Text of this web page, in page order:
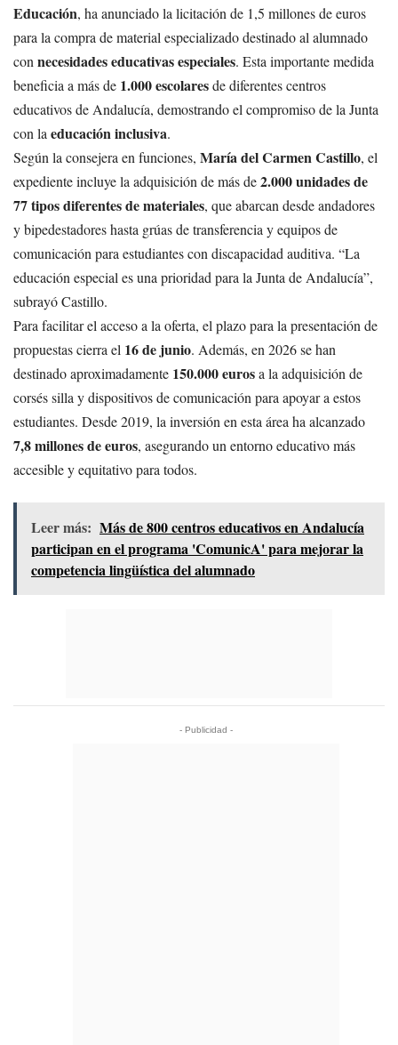
Educación, ha anunciado la licitación de 1,5 millones de euros
para la compra de material especializado destinado al alumnado
con necesidades educativas especiales. Esta importante medida
beneficia a más de 1.000 escolaresde diferentes centros
educativos de Andalucía, demostrando el compromiso de la Junta
con la educación inclusiva.
Según la consejera en funciones, María del Carmen Castillo, el
expediente incluye la adquisición de más de2.000 unidades de
77 tipos diferentes de materiales, que abarcan desde andadores
y bipedestadores hasta grúas de transferencia y equipos de
comunicación para estudiantes con discapacidad auditiva. “La
educación especial es una prioridad para la Junta de Andalucía”,
subrayó Castillo.
Para facilitar el acceso a la oferta, el plazo para la presentación de
propuestas cierra el 16 de junio. Además, en 2026 se han
destinado aproximadamente 150.000 eurosa la adquisición de
corsés silla y dispositivos de comunicación para apoyar a estos
estudiantes. Desde 2019, la inversión en esta área ha alcanzado
7,8 millones de euros, asegurando un entorno educativo más
accesible y equitativo para todos.
Leer más: Más de 800 centros educativos en Andalucía
participan en el programa 'ComunicA' para mejorar la
competencia lingüística del alumnado
- Publicidad -